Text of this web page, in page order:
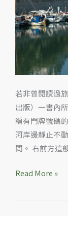
若非曾閱讀過
出版）一書內
編有門牌號碼
河岸邊靜止不
問。 右前方這
有
門
牌
號
碼
的
船
隻
Read More »